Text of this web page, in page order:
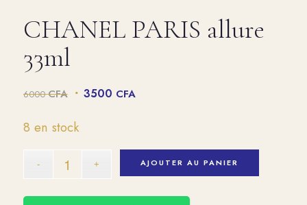
CHANEL PARIS allure
33ml
6000CFA Le
initial
6000 CFA.
3500 CFA
3500 CFA.
8 en stock
AJOUTER AU PANIER